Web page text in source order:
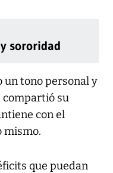
sororidad
un tono personal y
compartió su
con el
mismo.
que puedan